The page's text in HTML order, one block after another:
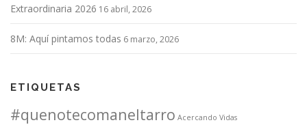
Extraordinaria 2026 16 abril, 2026
8M: Aquí pintamos todas 6 marzo, 2026
ETIQUETAS
#quenotecomaneltarro Acercando Vidas